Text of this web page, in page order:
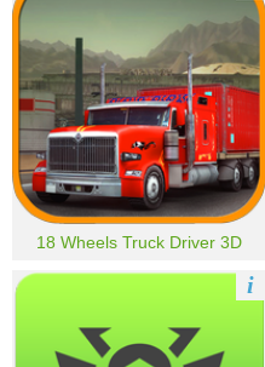
18 Wheels Truck Driver 3D
i